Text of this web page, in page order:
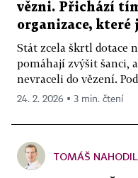
vězni. Přichází
organizace,
Stát zcela škrtl dotace
pomáhají zvýšit šanci,
nevraceli do vězení.
24. 2. 2026 ▪ 3 min. čtení
TOMÁŠ NAHODIL